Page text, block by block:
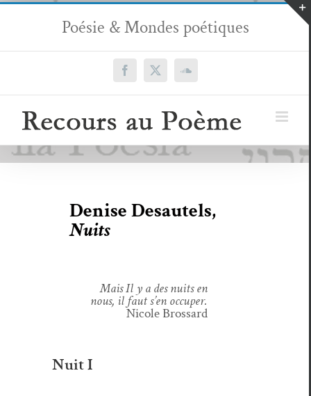
Passer
contenu
Poésie & Mondes poétiques
Facebook
X SoundCloud
Denise Desautels,
Nuits
Mais Il y a des nuits en
nous, il faut s’en occuper.
Nicole Brossard
Nuit I